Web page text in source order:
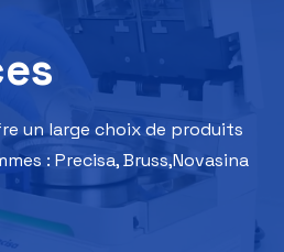
un large choix de produits
: Precisa, Bruss,Novasina